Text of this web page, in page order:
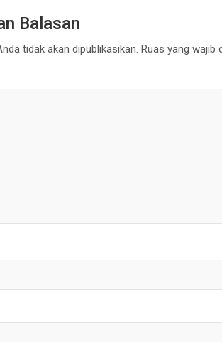
Balasan
tidak akan dipublikasikan. Ruas yang wajib